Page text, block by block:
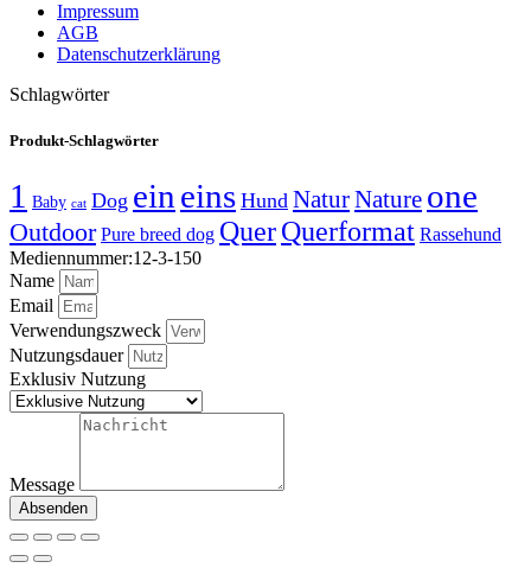
Impressum
AGB
Datenschutzerklärung
Schlagwörter
Produkt-Schlagwörter
1 Baby cat Dog ein eins Hund NaturNature one
Outdoor Pure breed dog QuerQuerformat Rassehund
Mediennummer:12-3-150
Name
Email
Verwendungszweck
Nutzungsdauer
Exklusiv Nutzung
Message
Absenden